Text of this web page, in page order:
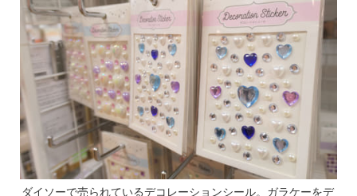
ダイソーで売られているデコレーションシール。ガラケーをデ